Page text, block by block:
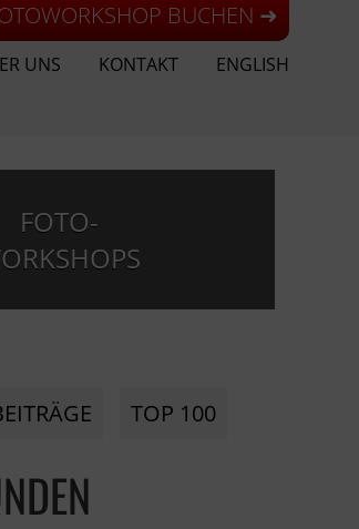
BUCHEN ➜
UNS KONTAKT ENGLISH
FOTO-
TOP 100